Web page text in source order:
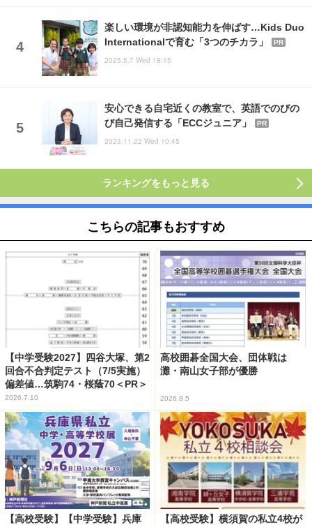
楽しい環境が非認知能力を伸ばす…Kids Duo
Internationalで育む「3つのチカラ」
PR
2025.5.7 Wed 18:15
安心できる自宅近くの教室で、英語でのびの
び自己発信する「ECCジュニア」
PR
2023.11.22 Wed 10:45
ランキングをもっと見る
こちらの記事もおすすめ
【中学受験2027】四谷大塚、第2
回合不合判定テスト（7/5実施）
偏差値…筑駒74・桜蔭70＜PR＞
2026.7.10
高校囲碁全国大会、団体戦は
灘・南山女子部が優勝
2026.8.5
【高校受験】【中学受験】兵庫
【高校受験】横須賀の私立4校が